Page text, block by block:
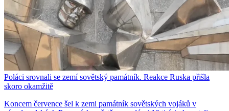
Poláci srovnali se zemí sovětský památník. Reakce Ruska přišla
skoro okamžitě
Koncem července šel k zemi památník sovětských vojáků v